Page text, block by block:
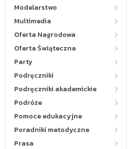
Modelarstwo
Multimedia
Oferta Nagrodowa
Oferta Świąteczna
Party
Podręczniki
Podręczniki akademickie
Podróże
Pomoce edukacyjne
Poradniki metodyczne
Prasa